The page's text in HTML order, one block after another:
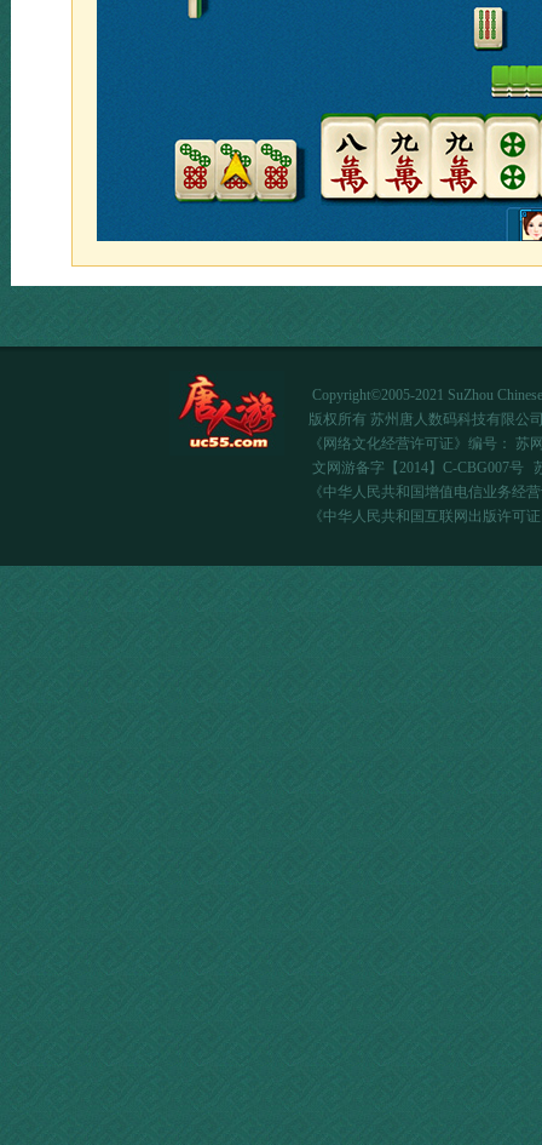
Copyright©2005-2021 SuZhou
版权所有 苏州唐人数码科技有限公
《网络文化经营许可证》编号： 苏
文网游备字【2014】C-CBG007号
《中华人民共和国增值电信业务经
《中华人民共和国互联网出版许可